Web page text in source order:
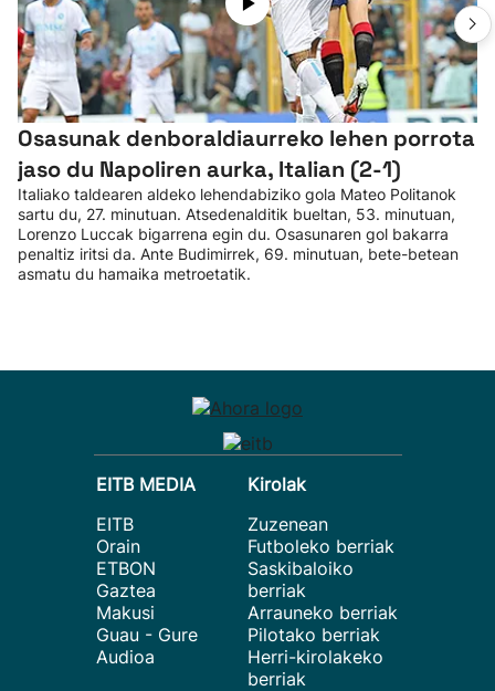
Osasunak denboraldiaurreko lehen porrota
jaso du Napoliren aurka, Italian (2-1)
Italiako taldearen aldeko lehendabiziko gola Mateo Politanok
sartu du, 27. minutuan. Atsedenalditik bueltan, 53. minutuan,
Lorenzo Luccak bigarrena egin du. Osasunaren gol bakarra
penaltiz iritsi da. Ante Budimirrek, 69. minutuan, bete-betean
asmatu du hamaika metroetatik.
EITB MEDIA
EITB
Orain
ETBON
Gaztea
Makusi
Guau - Gure
Audioa
Kirolak
Zuzenean
Futboleko berriak
Saskibaloiko
berriak
Arrauneko berriak
Pilotako berriak
Herri-kirolakeko
berriak